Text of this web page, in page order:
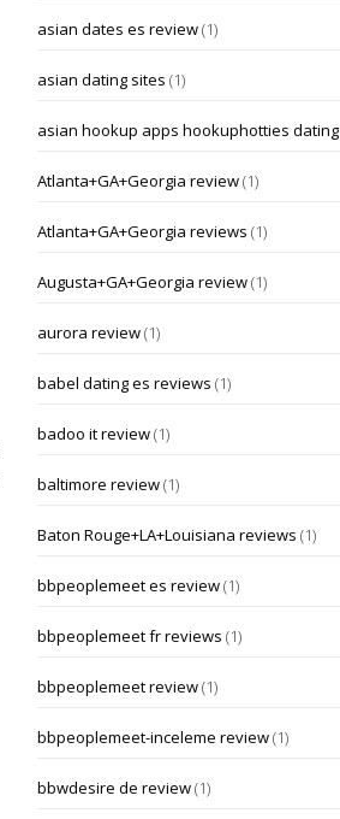
asian dates es review(1)
asian dating sites (1)
asian hookup apps hookuphotties dating
Atlanta+GA+Georgia review(1)
Atlanta+GA+Georgia reviews (1)
Augusta+GA+Georgia review(1)
aurora review(1)
babel dating es reviews (1)
badoo it review(1)
baltimore review(1)
Baton Rouge+LA+Louisiana reviews (1)
bbpeoplemeet es review(1)
bbpeoplemeet fr reviews (1)
bbpeoplemeet review(1)
bbpeoplemeet-inceleme review(1)
bbwdesire de review(1)